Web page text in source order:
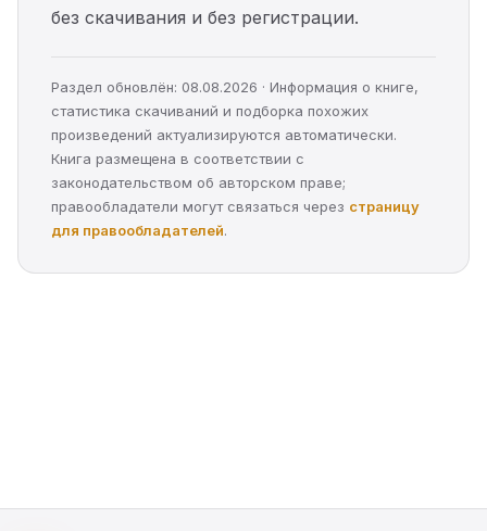
без скачивания и без регистрации.
Раздел обновлён: 08.08.2026 · Информация о книге,
статистика скачиваний и подборка похожих
произведений актуализируются автоматически.
Книга размещена в соответствии с
законодательством об авторском праве;
правообладатели могут связаться через страницу
для правообладателей.